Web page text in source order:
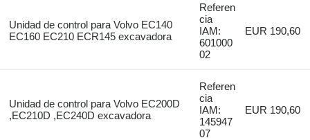
Unidad de control para Volvo EC140
EC160 EC210 ECR145 excavadora
Referen
cia
IAM:
601000
02
EUR 190,60
Unidad de control para Volvo EC200D
,EC210D ,EC240D excavadora
Referen
cia
IAM:
145947
07
EUR 190,60